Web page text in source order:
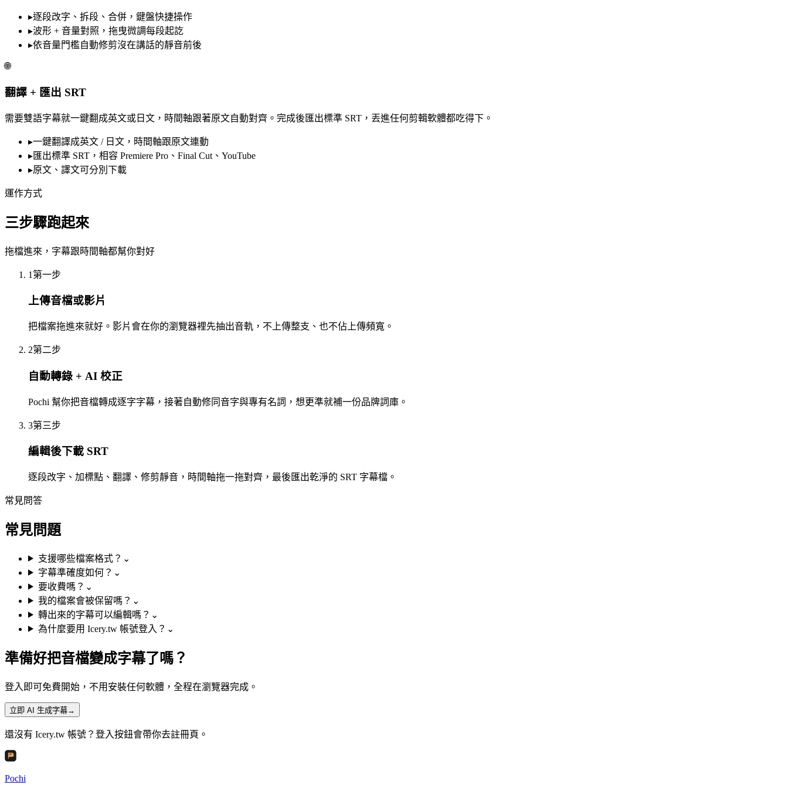
▸逐段改字、拆段、合併，鍵盤快捷操作
▸波形 + 音量對照，拖曳微調每段起訖
▸依音量門檻自動修剪沒在講話的靜音前後
🌐
翻譯 + 匯出 SRT
需要雙語字幕就一鍵翻成英文或日文，時間軸跟著原文自動對齊。完成後匯出標準 SRT，丟進任何剪輯軟體都吃得下。
▸一鍵翻譯成英文 / 日文，時間軸跟原文連動
▸匯出標準 SRT，相容 Premiere Pro、Final Cut、YouTube
▸原文、譯文可分別下載
運作方式
三步驟跑起來
拖檔進來，字幕跟時間軸都幫你對好
1第一步
上傳音檔或影片
把檔案拖進來就好。影片會在你的瀏覽器裡先抽出音軌，不上傳整支、也不佔上傳頻寬。
2第二步
自動轉錄 + AI 校正
Pochi 幫你把音檔轉成逐字字幕，接著自動修同音字與專有名詞，想更準就補一份品牌詞庫。
3第三步
編輯後下載 SRT
逐段改字、加標點、翻譯、修剪靜音，時間軸拖一拖對齊，最後匯出乾淨的 SRT 字幕檔。
常見問答
常見問題
支援哪些檔案格式？ ⌄
字幕準確度如何？ ⌄
要收費嗎？ ⌄
我的檔案會被保留嗎？ ⌄
轉出來的字幕可以編輯嗎？ ⌄
為什麼要用 Icery.tw 帳號登入？ ⌄
準備好把音檔變成字幕了嗎？
登入即可免費開始，不用安裝任何軟體，全程在瀏覽器完成。
立即 AI 生成字幕→
還沒有 Icery.tw 帳號？登入按鈕會帶你去註冊頁。
Pochi